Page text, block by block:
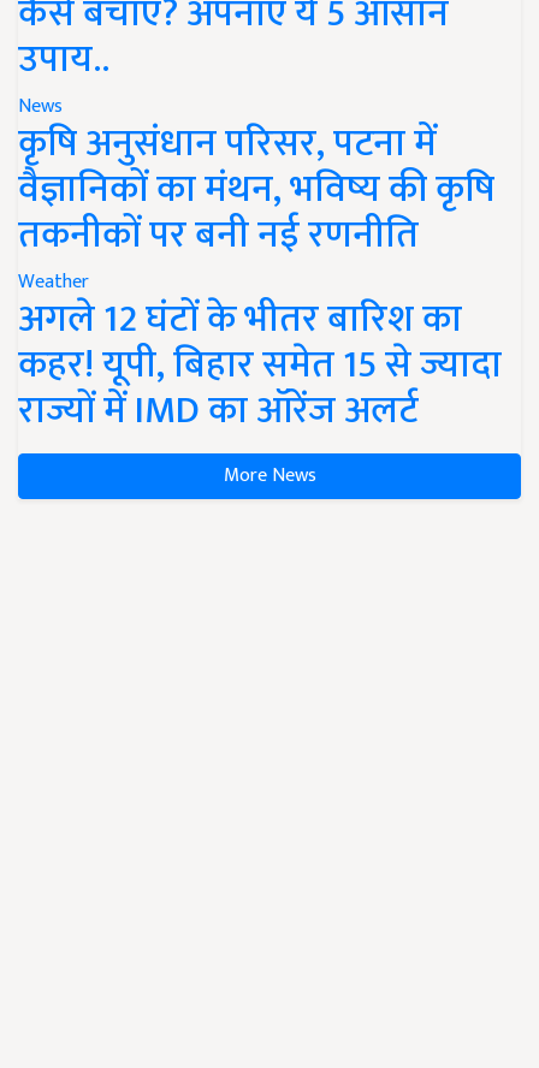
कैसे बचाएं? अपनाएं ये 5 आसान
उपाय..
News
कृषि अनुसंधान परिसर, पटना में
वैज्ञानिकों का मंथन, भविष्य की कृषि
तकनीकों पर बनी नई रणनीति
Weather
अगले 12 घंटों के भीतर बारिश का
कहर! यूपी, बिहार समेत 15 से ज्यादा
राज्यों में IMD का ऑरेंज अलर्ट
More News